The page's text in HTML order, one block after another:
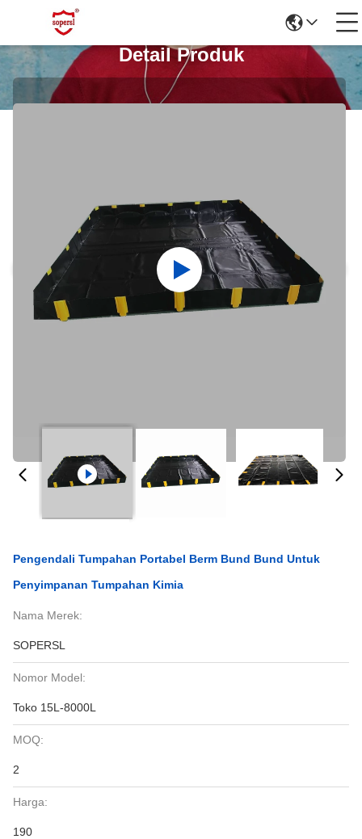
Detail Produk
Pengendali Tumpahan Portabel Berm Bund Bund Untuk
Penyimpanan Tumpahan Kimia
Nama Merek:
SOPERSL
Nomor Model:
Toko 15L-8000L
MOQ:
2
Harga:
190